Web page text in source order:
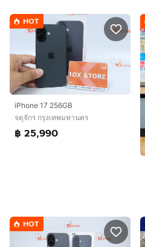
HOT
iPhone 17 256GB
จตุจักร กรุงเทพมหานคร
฿ 25,990
HOT